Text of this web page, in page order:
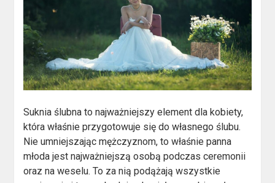
Suknia ślubna to najważniejszy element dla kobiety,
która właśnie przygotowuje się do własnego ślubu.
Nie umniejszając mężczyznom, to właśnie panna
młoda jest najważniejszą osobą podczas ceremonii
oraz na weselu. To za nią podążają wszystkie